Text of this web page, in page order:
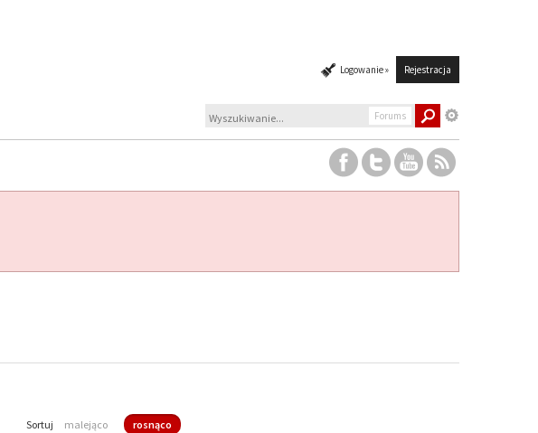
Logowanie » Rejestracja
Forums
Sortuj malejąco rosnąco